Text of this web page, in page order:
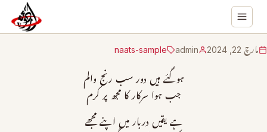
مارچ 22, 2024 admin
naats-sample
ہوگئے ہیں دور سب رنج والم
جب ہوا سرکار کا مجھ پر کرم
ہے یقیں دربار میں اپنے مجھے